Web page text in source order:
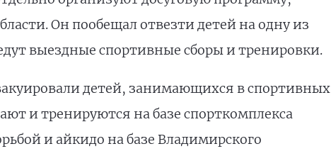
Он пообещал отвезти детей на одну из
выездные спортивные сборы и тренировки.
детей, занимающихся в спортивных
и тренируются на базе спорткомплекса
и айкидо на базе Владимирского